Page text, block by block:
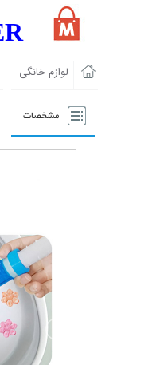
لوازم خانگی
مشخصات